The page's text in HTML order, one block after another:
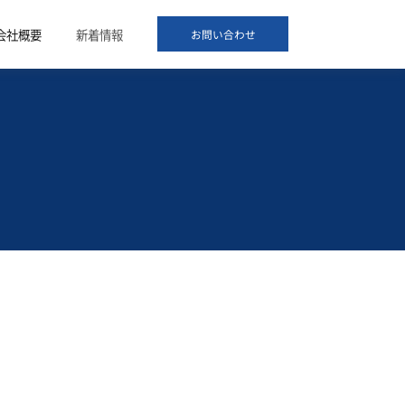
社概要 新着情報 お問い合わせ